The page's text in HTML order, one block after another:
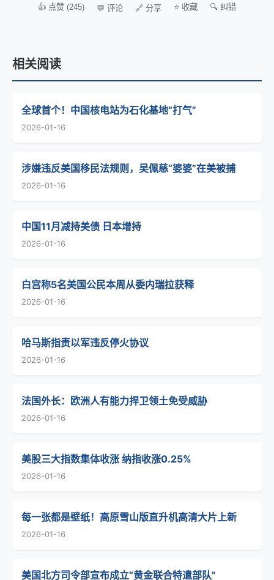
👍 点赞 (245) 💬 评论 🔗 分享 ⭐ 收藏 🔍 纠错
相关阅读
全球首个！中国核电站为石化基地“打气”
2026-01-16
涉嫌违反美国移民法规则，吴佩慈“婆婆”在美被捕
2026-01-16
中国11月减持美债 日本增持
2026-01-16
白宫称5名美国公民本周从委内瑞拉获释
2026-01-16
哈马斯指责以军违反停火协议
2026-01-16
法国外长：欧洲人有能力捍卫领土免受威胁
2026-01-16
美股三大指数集体收涨 纳指收涨0.25%
2026-01-16
每一张都是壁纸！高原雪山版直升机高清大片上新
2026-01-16
美国北方司令部宣布成立“黄金联合特遣部队”